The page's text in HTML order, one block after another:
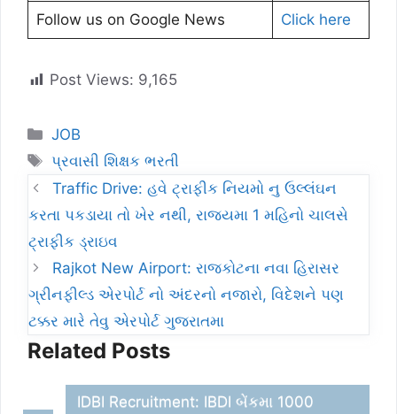
Follow us on Google News Click here
Post Views: 9,165
Categories
JOB
Tags
પ્રવાસી શિક્ષક ભરતી
Traffic Drive: હવે ટ્રાફીક નિયમો નુ ઉલ્લંઘન
કરતા પકડાયા તો ખેર નથી, રાજ્યમા 1 મહિનો ચાલસે
ટ્રાફીક ડ્રાઇવ
Rajkot New Airport: રાજકોટના નવા હિરાસર
ગ્રીનફીલ્ડ એરપોર્ટ નો અંદરનો નજારો, વિદેશને પણ
ટક્કર મારે તેવુ એરપોર્ટ ગુજરાતમા
Related Posts
IDBI Recruitment: IBDI બેંકમા 1000